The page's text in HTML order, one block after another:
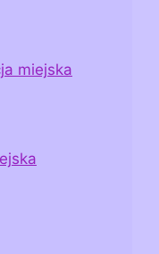
miejska